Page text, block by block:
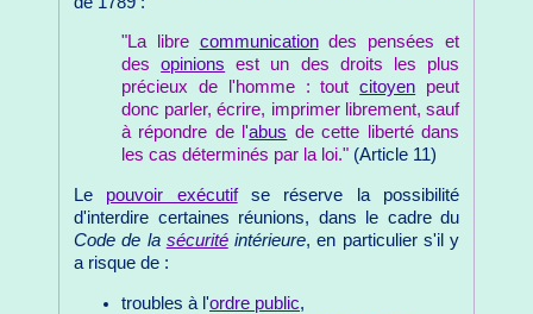
"La libre communicationdes pensées et
desopinions est un des droits les plus
précieux de l'homme : toutcitoyen peut
donc parler, écrire, imprimer librement, sauf
à répondre de l'abus de cette liberté dans
les cas déterminés par la loi." (Article 11)
Le pouvoir exécutifse réserve la possibilité
d'interdire certaines réunions, dans le cadre du
Code de la sécuritéintérieure, en particulier s'il y
a risque de :
troubles à l'ordre public,